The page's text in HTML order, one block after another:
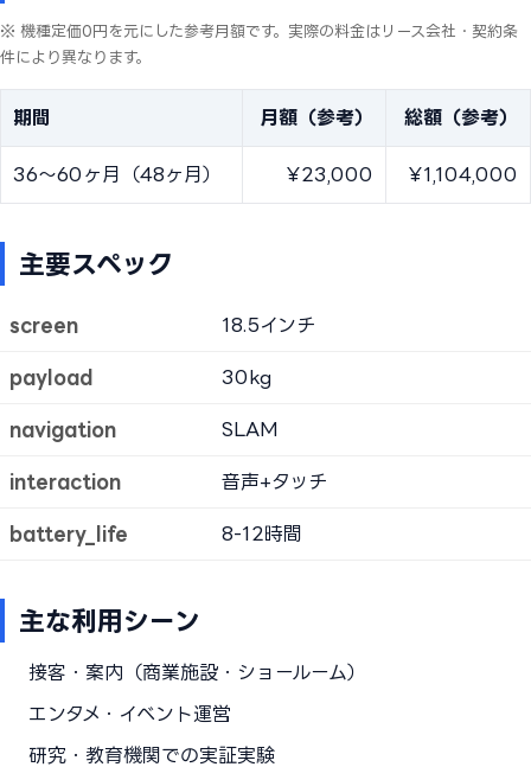
※ 機種定価0円を元にした参考月額です。実際の料金はリース会社・契約条
件により異なります。
期間 月額（参考） 総額（参考）
36〜60ヶ月（48ヶ月） ¥23,000 ¥1,104,000
主要スペック
screen 18.5インチ
payload 30kg
navigation SLAM
interaction 音声+タッチ
battery_life 8-12時間
主な利用シーン
接客・案内（商業施設・ショールーム）
エンタメ・イベント運営
研究・教育機関での実証実験